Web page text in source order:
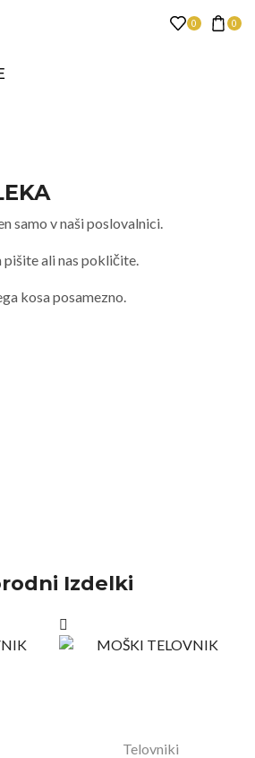
0 0
samo v naši poslovalnici.
pišite ali nas pokličite.
kosa posamezno.
Izdelki
Telovniki